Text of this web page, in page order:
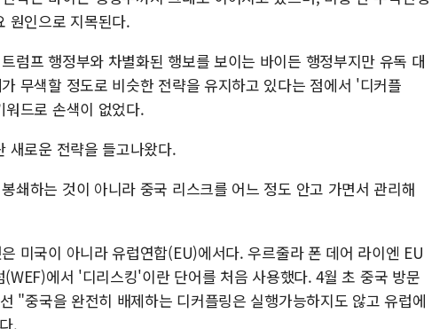
원인으로 지목된다.
럼프 행정부와 차별화된 행보를 보이는 바이든 행정부지만 유독 대
무색할 정도로 비슷한 전략을 유지하고 있다는 점에서 '디커플
드로 손색이 없었다.
새로운 전략을 들고나왔다.
쇄하는 것이 아니라 중국 리스크를 어느 정도 안고 가면서 관리해
미국이 아니라 유럽연합(EU)에서다. 우르줄라 폰 데어 라이엔 EU
에서 '디리스킹'이란 단어를 처음 사용했다. 4월 초 중국 방문
"중국을 완전히 배제하는 디커플링은 실행가능하지도 않고 유럽에
.